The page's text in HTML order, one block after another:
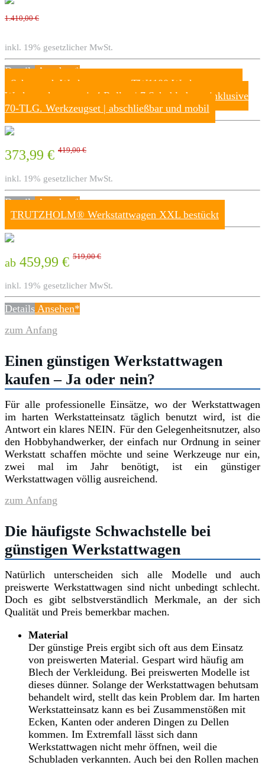
1.410,00 €
inkl. 19% gesetzlicher MwSt.
DetailsAnsehen*
Scheppach Werkstattwagen TW1100 Werkzeugwagen
Werkzeugkasten mit 4 Rollen | 7 Schubladen – inklusive
70-TLG. Werkzeugset | abschließbar und mobil
373,99 € 419,00 €
inkl. 19% gesetzlicher MwSt.
DetailsAnsehen*
TRUTZHOLM® Werkstattwagen XXL bestückt
ab 459,99 € 519,00 €
inkl. 19% gesetzlicher MwSt.
Details Ansehen*
zum Anfang
Einen günstigen Werkstattwagen
kaufen – Ja oder nein?
Für alle professionelle Einsätze, wo der Werkstattwagen
im harten Werkstatteinsatz täglich benutzt wird, ist die
Antwort ein klares NEIN. Für den Gelegenheitsnutzer, also
den Hobbyhandwerker, der einfach nur Ordnung in seiner
Werkstatt schaffen möchte und seine Werkzeuge nur ein,
zwei mal im Jahr benötigt, ist ein günstiger
Werkstattwagen völlig ausreichend.
zum Anfang
Die häufigste Schwachstelle bei
günstigen Werkstattwagen
Natürlich unterscheiden sich alle Modelle und auch
preiswerte Werkstattwagen sind nicht unbedingt schlecht.
Doch es gibt selbstverständlich Merkmale, an der sich
Qualität und Preis bemerkbar machen.
Material
Der günstige Preis ergibt sich oft aus dem Einsatz
von preiswerten Material. Gespart wird häufig am
Blech der Verkleidung. Bei preiswerten Modelle ist
dieses dünner. Solange der Werkstattwagen behutsam
behandelt wird, stellt das kein Problem dar. Im harten
Werkstatteinsatz kann es bei Zusammenstößen mit
Ecken, Kanten oder anderen Dingen zu Dellen
kommen. Im Extremfall lässt sich dann
Werkstattwagen nicht mehr öffnen, weil die
Schubladen verkannten. Auch bei den Rollen machen